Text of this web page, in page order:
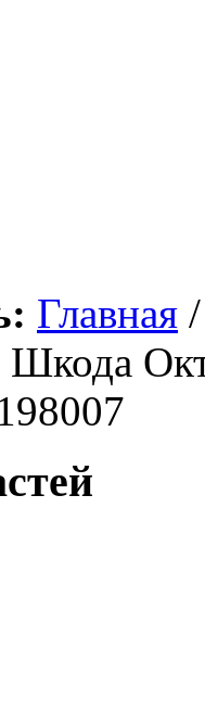
Главная
Шкода